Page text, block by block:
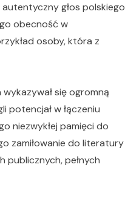
autentyczny głos polskiego
obecność w
osoby, która z
się ogromną
potencjał w łączeniu
niezwykłej pamięci do
zamiłowanie do literatury
publicznych, pełnych